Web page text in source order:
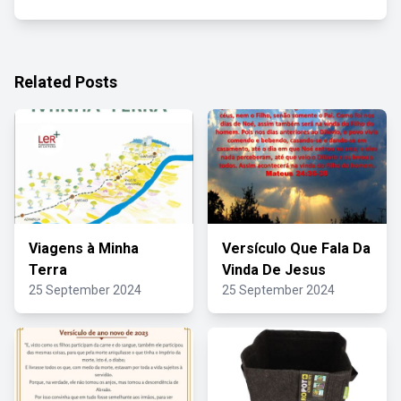
Related Posts
Viagens à Minha
Terra
25 September 2024
Versículo Que Fala Da
Vinda De Jesus
25 September 2024